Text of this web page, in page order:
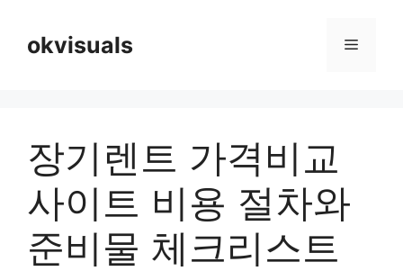
contentokvisuals Menu
장기렌트 가격비교
사이트 비용 절차와
준비물 체크리스트